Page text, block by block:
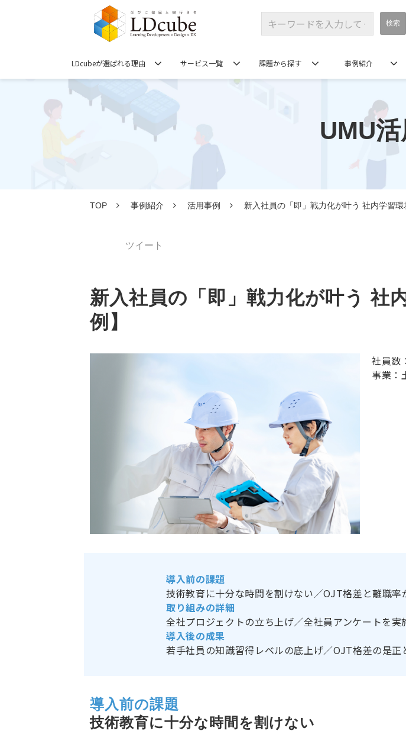
LDcubeが選ばれる理由 サービス一覧 課題から探す 事例紹介
UMU
TOP 事例紹介 活用事例 新入社員の「即」戦力化が叶う 社内学習環
ツイート
新入社員の「即」戦力化が叶う 社
例】
社員数
事業：
導入前の課題
技術教育に十分な時間を割けない／OJT格差と離職率
取り組みの詳細
全社プロジェクトの立ち上げ／全社員アンケートを
導入後の成果
若手社員の知識習得レベルの底上げ／OJT格差の是
導入前の課題
技術教育に十分な時間を割けない